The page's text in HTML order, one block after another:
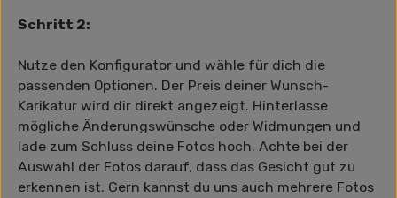
Schritt 2:
Nutze den Konfigurator und wähle für dich die
passenden Optionen. Der Preis deiner Wunsch-
Karikatur wird dir direkt angezeigt. Hinterlasse
mögliche Änderungswünsche oder Widmungen und
lade zum Schluss deine Fotos hoch. Achte bei der
Auswahl der Fotos darauf, dass das Gesicht gut zu
erkennen ist. Gern kannst du uns auch mehrere Fotos